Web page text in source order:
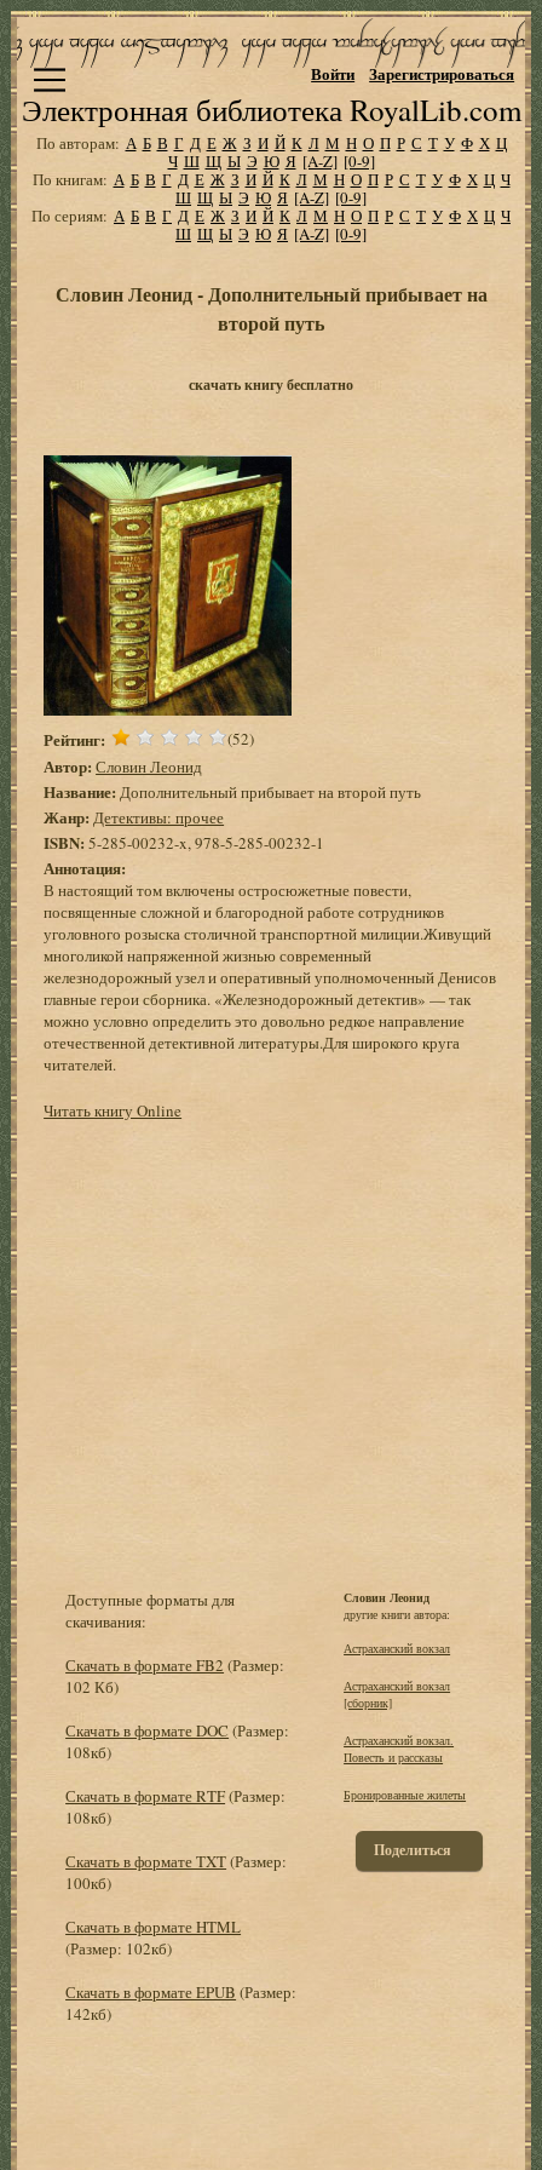
Электронная библиотека RoyalLib.com
Войти Зарегистрироваться
По авторам: А Б В Г Д Е Ж З И Й К Л М Н О П Р С Т У Ф Х Ц
Ч Ш Щ Ы Э Ю Я [A-Z] [0-9]
По книгам: А Б В Г Д Е Ж З И Й К Л М Н О П Р С Т У Ф Х Ц Ч
Ш Щ Ы Э Ю Я [A-Z] [0-9]
По сериям: А Б В Г Д Е Ж З И Й К Л М Н О П Р С Т У Ф Х Ц Ч
Ш Щ Ы Э Ю Я [A-Z] [0-9]
Словин Леонид - Дополнительный прибывает на
второй путь
скачать книгу бесплатно
Рейтинг: (52)
Автор: Словин Леонид
Название: Дополнительный прибывает на второй путь
Жанр: Детективы: прочее
ISBN: 5-285-00232-x, 978-5-285-00232-1
Аннотация:
В настоящий том включены остросюжетные повести,
посвященные сложной и благородной работе сотрудников
уголовного розыска столичной транспортной милиции.Живущий
многоликой напряженной жизнью современный
железнодорожный узел и оперативный уполномоченный Денисов
главные герои сборника. «Железнодорожный детектив» — так
можно условно определить это довольно редкое направление
отечественной детективной литературы.Для широкого круга
читателей.
Читать книгу Online
Доступные форматы для
скачивания:
Скачать в формате FB2 (Размер:
102 Кб)
Скачать в формате DOC (Размер:
108кб)
Скачать в формате RTF(Размер:
108кб)
Скачать в формате TXT(Размер:
100кб)
Скачать в формате HTML
(Размер: 102кб)
Скачать в формате EPUB (Размер:
142кб)
Словин Леонид
другие книги автора:
Астраханский вокзал
Астраханский вокзал
[сборник]
Астраханский вокзал.
Повесть и рассказы
Бронированные жилеты
Поделиться